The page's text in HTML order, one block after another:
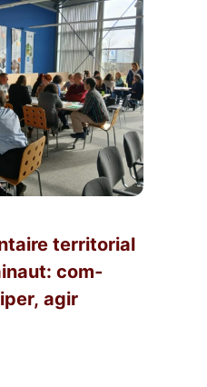
ter­ri­to­rial
com­
agir